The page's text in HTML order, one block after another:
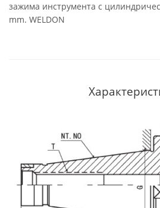
зажима инструмента с
mm. WELDON